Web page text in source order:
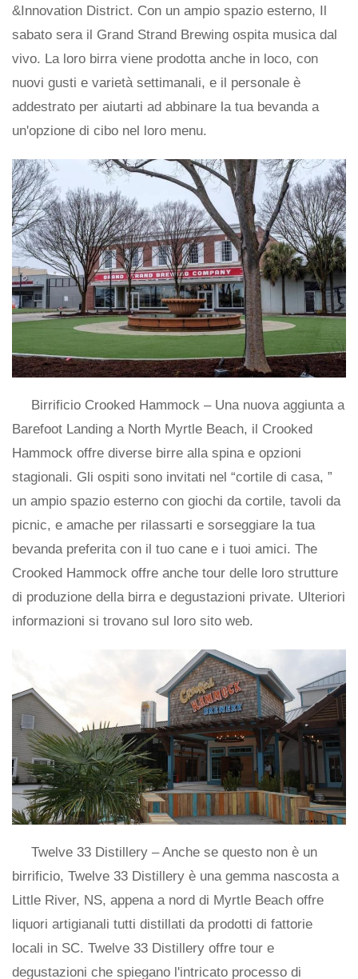
&Innovation District. Con un ampio spazio esterno, Il
sabato sera il Grand Strand Brewing ospita musica dal
vivo. La loro birra viene prodotta anche in loco, con
nuovi gusti e varietà settimanali, e il personale è
addestrato per aiutarti ad abbinare la tua bevanda a
un'opzione di cibo nel loro menu.
Birrificio Crooked Hammock – Una nuova aggiunta a
Barefoot Landing a North Myrtle Beach, il Crooked
Hammock offre diverse birre alla spina e opzioni
stagionali. Gli ospiti sono invitati nel “cortile di casa, ”
un ampio spazio esterno con giochi da cortile, tavoli da
picnic, e amache per rilassarti e sorseggiare la tua
bevanda preferita con il tuo cane e i tuoi amici. The
Crooked Hammock offre anche tour delle loro strutture
di produzione della birra e degustazioni private. Ulteriori
informazioni si trovano sul loro sito web.
Twelve 33 Distillery – Anche se questo non è un
birrificio, Twelve 33 Distillery è una gemma nascosta a
Little River, NS, appena a nord di Myrtle Beach offre
liquori artigianali tutti distillati da prodotti di fattorie
locali in SC. Twelve 33 Distillery offre tour e
degustazioni che spiegano l'intricato processo di